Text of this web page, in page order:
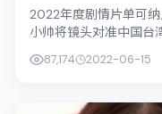
2022年度剧情片单可
小帅将镜头对准中国台
87,174 2022-06-15